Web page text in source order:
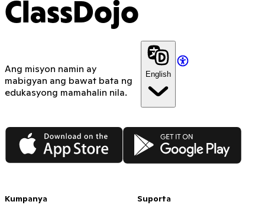
ClassDojo
Ang misyon namin ay
mabigyan ang bawat bata ng
edukasyong mamahalin nila.
English
App Store Google Play
Kumpanya Suporta